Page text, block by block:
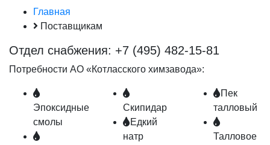
Главная
Поставщикам
Отдел снабжения: +7 (495) 482-15-81
Потребности АО «Котласского химзавода»:
Эпоксидные
смолы
Скипидар
Едкий
натр
Пек
талловый
Талловое